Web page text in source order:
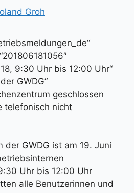
Groh
9:30 Uhr bis 12:00 Uhr“
GWDG“
geschlossen
telefonisch nicht
der GWDG ist am 19. Juni
Uhr bis 12:00 Uhr
alle Benutzerinnen und